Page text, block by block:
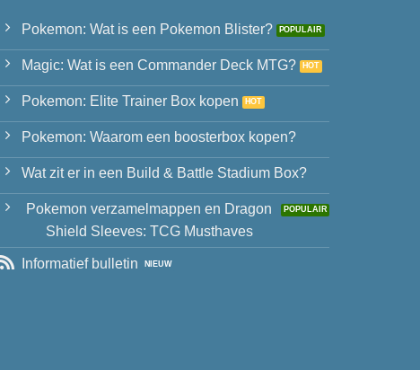
Pokemon: Wat is een Pokemon Blister?
Magic: Wat is een Commander Deck MTG?
Pokemon: Elite Trainer Box kopen
Pokemon: Waarom een boosterbox kopen?
Wat zit er in een Build & Battle Stadium Box?
Pokemon verzamelmappen en Dragon
Shield Sleeves: TCG Musthaves
Informatief bulletin